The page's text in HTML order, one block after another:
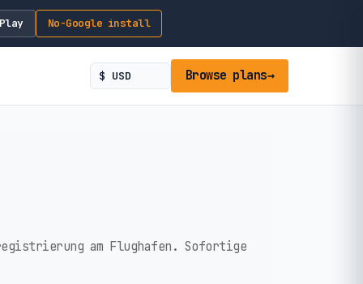
No-Google install
Browse plans→
am Flughafen. Sofortige